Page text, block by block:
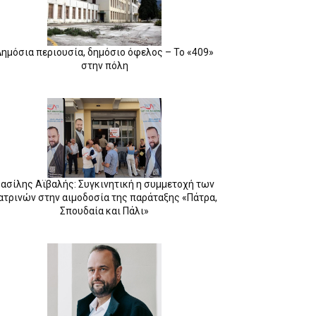
περιουσία, δημόσιο όφελος – Το «409»
στην πόλη
Αϊβαλής: Συγκινητική η συμμετοχή των
στην αιμοδοσία της παράταξης «Πάτρα,
Σπουδαία και Πάλι»